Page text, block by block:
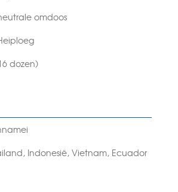
omdoos
dozen)
Indonesië, Vietnam, Ecuador